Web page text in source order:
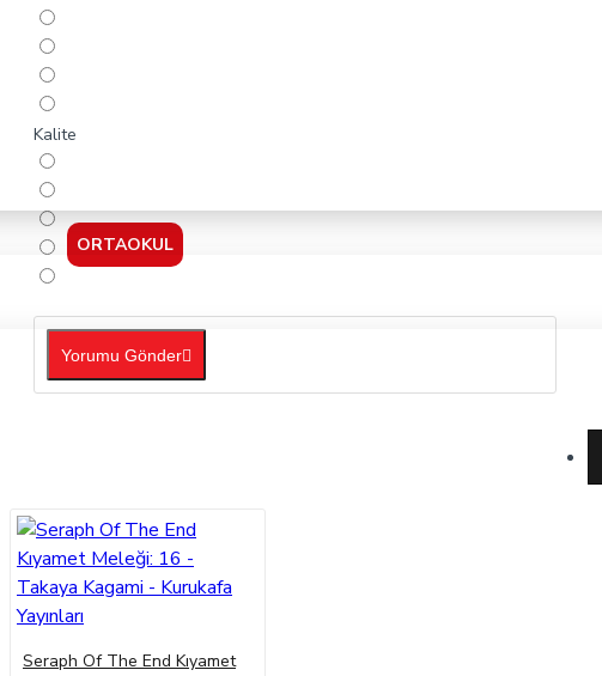
ORTAOKUL
Kalite
Yorumu Gönder
Seraph Of The End Kıyamet